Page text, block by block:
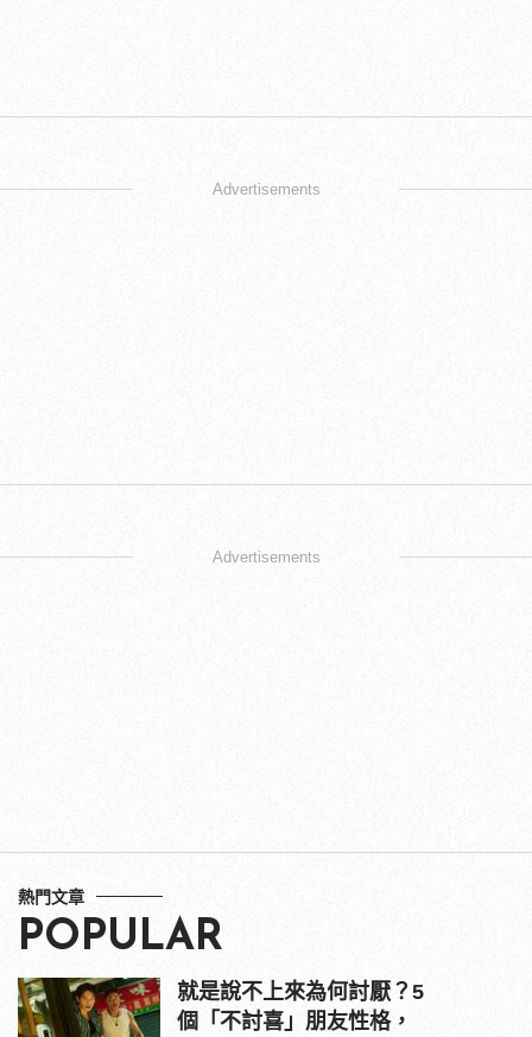
Advertisements
Advertisements
熱門文章
POPULAR
就是說不上來為何討厭？5
個「不討喜」朋友性格，